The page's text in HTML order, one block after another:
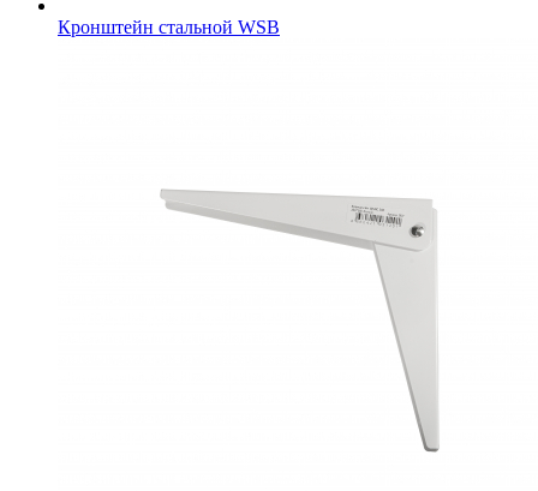
Кронштейн стальной WSB